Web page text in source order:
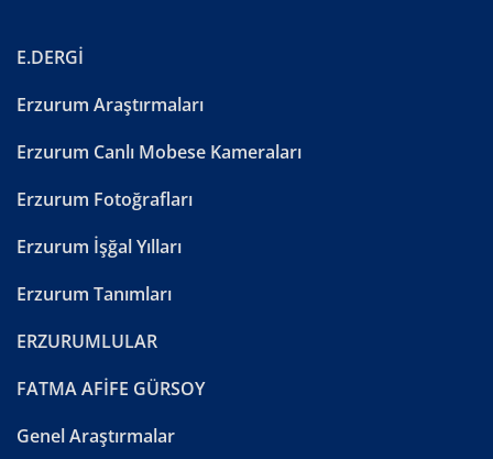
E.DERGİ
Erzurum Araştırmaları
Erzurum Canlı Mobese Kameraları
Erzurum Fotoğrafları
Erzurum İşğal Yılları
Erzurum Tanımları
ERZURUMLULAR
FATMA AFİFE GÜRSOY
Genel Araştırmalar